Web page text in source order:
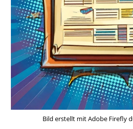
Bild erstellt mit Adobe Firefly